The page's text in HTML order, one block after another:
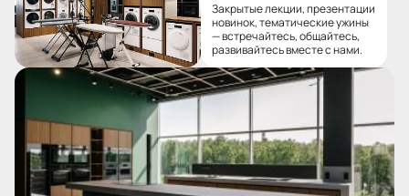
Закрытые лекции, презентации
новинок, тематические ужины
— встречайтесь, общайтесь,
развивайтесь вместе с нами.